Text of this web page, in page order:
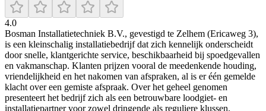
4.0
Bosman Installatietechniek B.V., gevestigd te Zelhem (Ericaweg 3),
is een kleinschalig installatiebedrijf dat zich kennelijk onderscheidt
door snelle, klantgerichte service, beschikbaarheid bij spoedgevallen
en vakmanschap. Klanten prijzen vooral de meedenkende houding,
vriendelijkheid en het nakomen van afspraken, al is er één gemelde
klacht over een gemiste afspraak. Over het geheel genomen
presenteert het bedrijf zich als een betrouwbare loodgiet- en
installatiepartner voor zowel dringende als reguliere klussen.